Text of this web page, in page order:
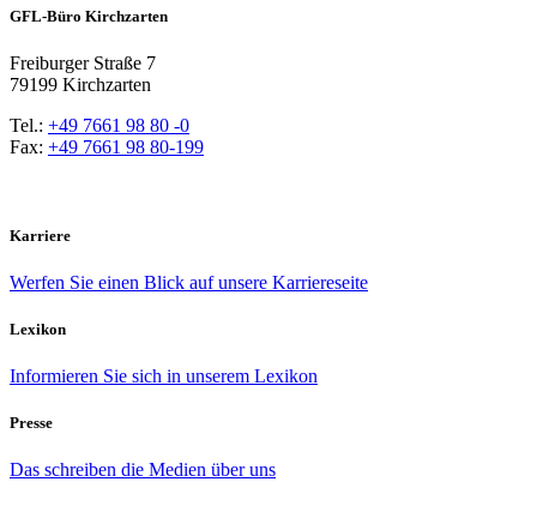
GFL-Büro Kirchzarten
Freiburger Straße 7
79199 Kirchzarten
Tel.: +49 7661 98 80 -0
Fax: +49 7661 98 80-199
Karriere
Werfen Sie einen Blick auf unsere Karriereseite
Lexikon
Informieren Sie sich in unserem Lexikon
Presse
Das schreiben die Medien über uns